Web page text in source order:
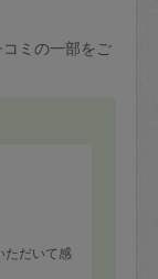
ミの一部をご
ただいて感